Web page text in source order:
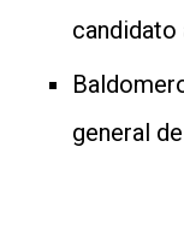
candidato
general